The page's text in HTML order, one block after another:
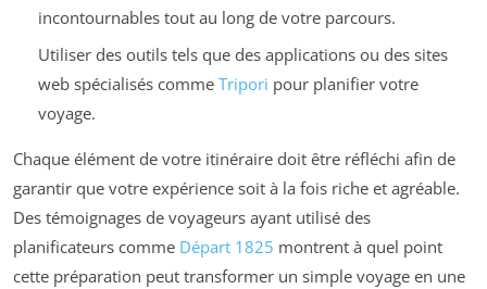
incontournables tout au long de votre parcours.
Utiliser des outils tels que des applications ou des sites
web spécialisés comme Tripori pour planifier votre
voyage.
Chaque élément de votre itinéraire doit être réfléchi afin de
garantir que votre expérience soit à la fois riche et agréable.
Des témoignages de voyageurs ayant utilisé des
planificateurs comme Départ 1825 montrent à quel point
cette préparation peut transformer un simple voyage en une